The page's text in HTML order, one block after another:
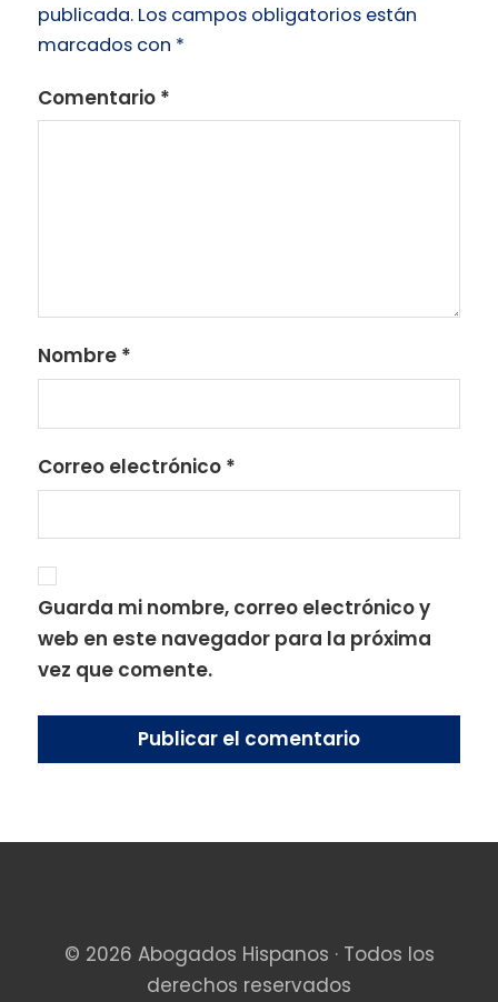
publicada. Los campos obligatorios están
marcados con *
Comentario *
Nombre *
Correo electrónico *
Guarda mi nombre, correo electrónico y
web en este navegador para la próxima
vez que comente.
© 2026 Abogados Hispanos · Todos los
derechos reservados